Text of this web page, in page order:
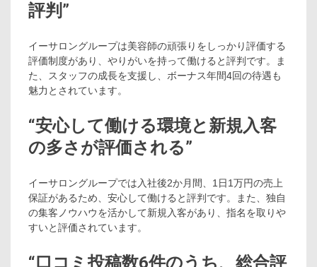
評判”
イーサロングループは美容師の頑張りをしっかり評価する
評価制度があり、やりがいを持って働けると評判です。ま
た、スタッフの成長を支援し、ボーナス年間4回の待遇も
魅力とされています。
“安心して働ける環境と新規入客
の多さが評価される”
イーサロングループでは入社後2か月間、1日1万円の売上
保証があるため、安心して働けると評判です。また、独自
の集客ノウハウを活かして新規入客があり、指名を取りや
すいと評価されています。
“口コミ投稿数6件のうち、総合評